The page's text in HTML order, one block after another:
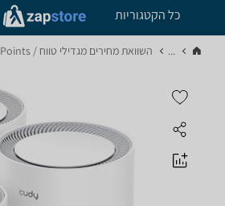
כל הקטגוריות
... השוואת מחירים מגדילי טווח / Access Points‏